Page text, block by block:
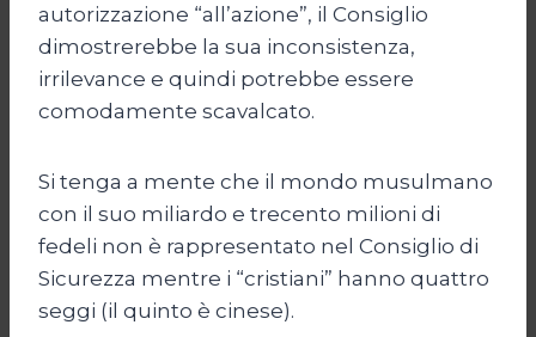
autorizzazione “all’azione”, il Consiglio
dimostrerebbe la sua inconsistenza,
irrilevance e quindi potrebbe essere
comodamente scavalcato.
Si tenga a mente che il mondo musulmano
con il suo miliardo e trecento milioni di
fedeli non è rappresentato nel Consiglio di
Sicurezza mentre i “cristiani” hanno quattro
seggi (il quinto è cinese).